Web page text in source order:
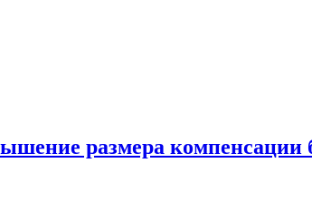
размера компенсации